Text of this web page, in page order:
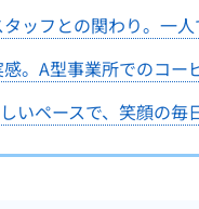
ッフとの関わり。一
。A型事業所でのコー
いペースで、笑顔の毎